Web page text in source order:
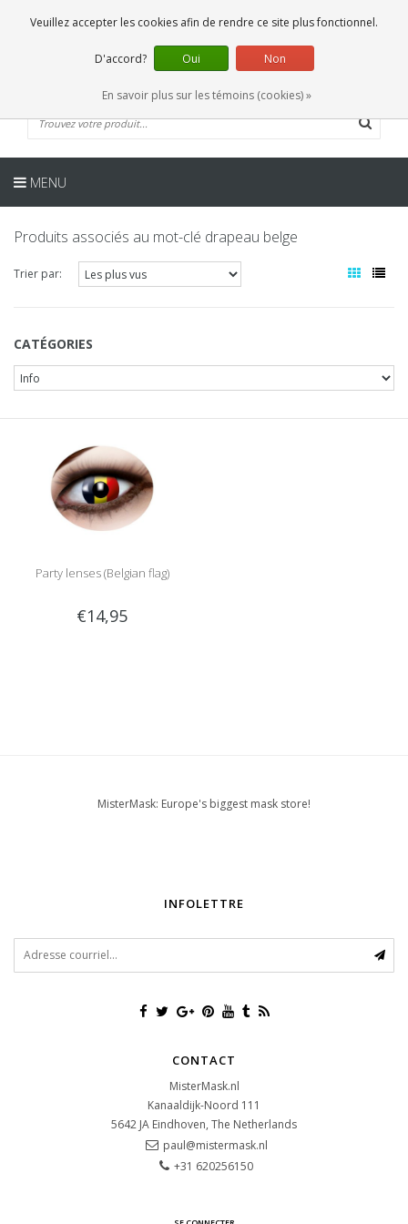
0 Articles
FR
MENU
Produits associés au mot-clé drapeau belge
Trier par:
CATÉGORIES
Party lenses (Belgian flag)
€14,95
MisterMask: Europe's biggest mask store!
INFOLETTRE
CONTACT
MisterMask.nl
Kanaaldijk-Noord 111
5642 JA Eindhoven, The Netherlands
paul@mistermask.nl
+31 620256150
Veuillez accepter les cookies afin de rendre ce site plus fonctionnel.
D'accord? Oui Non
En savoir plus sur les témoins (cookies) »